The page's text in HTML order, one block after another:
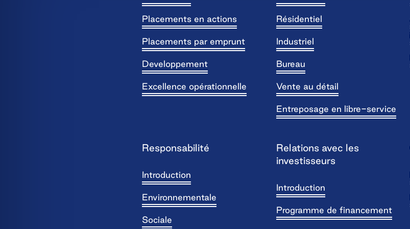
Placements en actions
Placements par emprunt
Developpement
Excellence opérationnelle
Résidentiel
Industriel
Bureau
Vente au détail
Entreposage en libre-service
Responsabilité
Introduction
Environnementale
Sociale
Relations avec les
investisseurs
Introduction
Programme de financement